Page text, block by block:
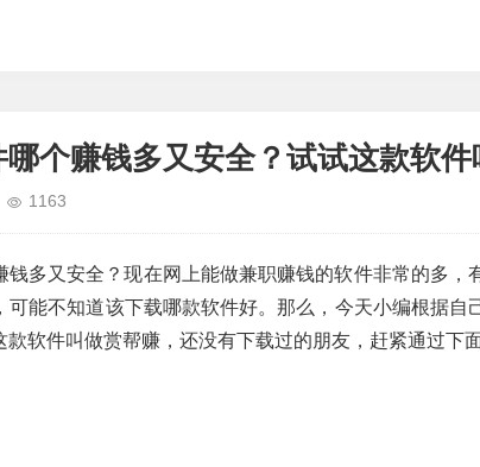
个赚钱多又安全？试试这款软件
1163
多又安全？现在网上能做兼职赚钱的软件非常的多，
可能不知道该下载哪款软件好。那么，今天小编根据自
软件叫做赏帮赚，还没有下载过的朋友，赶紧通过下